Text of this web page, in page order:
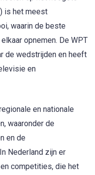
is het meest
waarin de beste
opnemen. De WPT
de wedstrijden en heeft
en
en nationale
waaronder de
en de
Nederland zijn er
competities, die het